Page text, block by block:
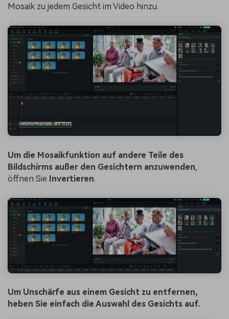
Mosaik zu jedem Gesicht im Video hinzu.
Um die Mosaikfunktion auf andere Teile des
Bildschirms außer den Gesichtern anzuwenden,
öffnen Sie Invertieren.
Um Unschärfe aus einem Gesicht zu entfernen,
heben Sie einfach die Auswahl des Gesichts auf.